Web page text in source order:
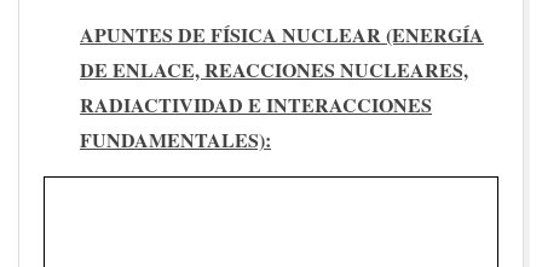
APUNTES DE FÍSICA NUCLEAR (ENERGÍA
DE ENLACE, REACCIONES NUCLEARES,
RADIACTIVIDAD E INTERACCIONES
FUNDAMENTALES):